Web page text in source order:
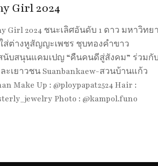
Girl 2024
Girl 2024 ชนะเลิศอันดับ 1 ดาว มหาวิทย
ต่างหูสัญญะเพชร ชุบทองคำขาว
นับสนุนแคมเปญ “คืนคนดีสู่สังคม” ร่วมกับ
เยาวชน Suanbankaew-สวนบ้านแก้ว
Make Up : @ploypapat2524 Hair :
Photo : @kampol.funo